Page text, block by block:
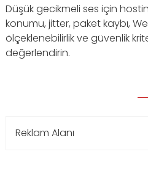
Düşük gecikmeli ses için
konumu, jitter, paket kaybı,
ölçeklenebilirlik ve güvenlik
değerlendirin.
Reklam Alanı